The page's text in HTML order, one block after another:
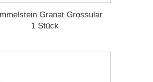
Granat Grossular
1 Stück